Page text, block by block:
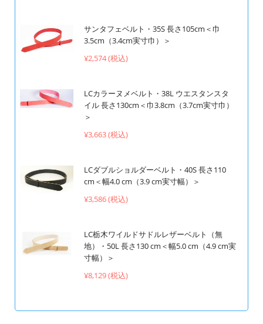
サンタフェベルト・35S 長さ105cm＜巾
3.5cm（3.4cm実寸巾）＞
¥2,574 (税込)
LCカラーヌメベルト・38L ウエスタンスタ
イル 長さ130cm＜巾3.8cm（3.7cm実寸巾）
＞
¥3,663 (税込)
LCダブルショルダーベルト・40S 長さ110
cm＜幅4.0 cm（3.9 cm実寸幅）＞
¥3,586 (税込)
LC栃木ワイルドサドルレザーベルト（無
地）・50L 長さ130 cm＜幅5.0 cm（4.9 cm実
寸幅）＞
¥8,129 (税込)